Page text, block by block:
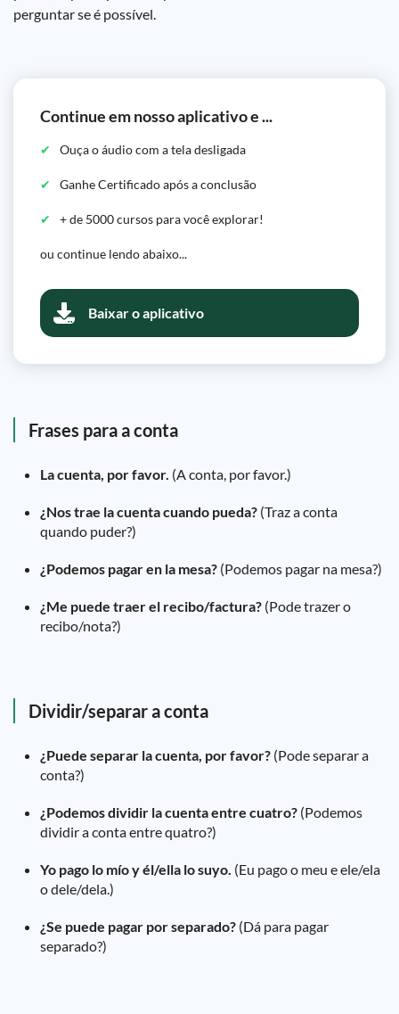
perguntar se é possível.
Continue em nosso aplicativo e ...
Ouça o áudio com a tela desligada
Ganhe Certificado após a conclusão
+ de 5000 cursos para você explorar!
ou continue lendo abaixo...
Baixar o aplicativo
Frases para a conta
La cuenta, por favor. (A conta, por favor.)
¿Nos trae la cuenta cuando pueda? (Traz a conta
quando puder?)
¿Podemos pagar en la mesa? (Podemos pagar na mesa?)
¿Me puede traer el recibo/factura? (Pode trazer o
recibo/nota?)
Dividir/separar a conta
¿Puede separar la cuenta, por favor? (Pode separar a
conta?)
¿Podemos dividir la cuenta entre cuatro? (Podemos
dividir a conta entre quatro?)
Yo pago lo mío y él/ella lo suyo. (Eu pago o meu e ele/ela
o dele/dela.)
¿Se puede pagar por separado? (Dá para pagar
separado?)